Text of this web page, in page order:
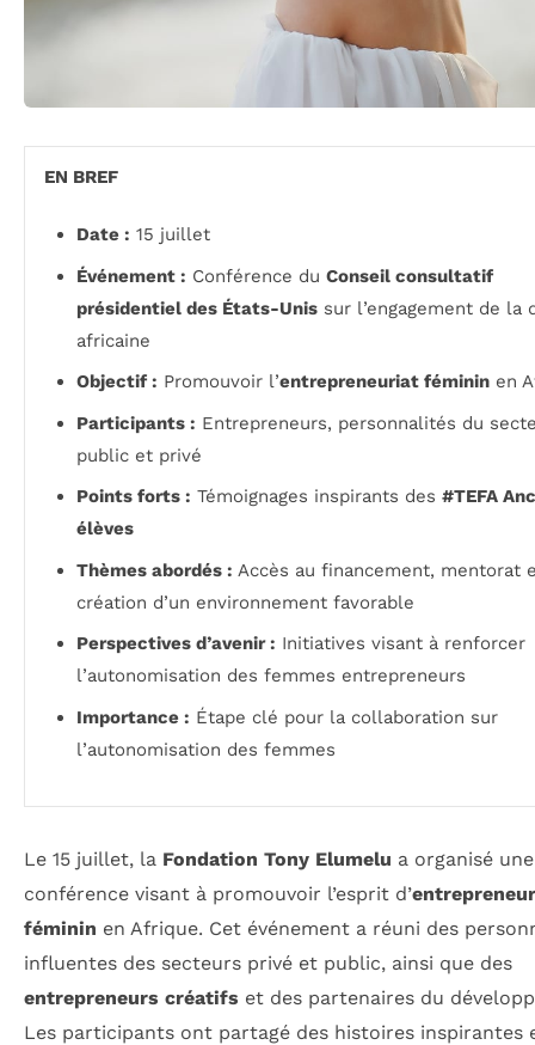
EN BREF
Date : 15 juillet
Événement : Conférence du Conseil consultatif
présidentiel des États-Unis sur l’engagement de la
africaine
Objectif : Promouvoir l’entrepreneuriat féminin en
Participants : Entrepreneurs, personnalités du
public et privé
Points forts : Témoignages inspirants des #TEFA
élèves
Thèmes abordés : Accès au financement, mentorat
création d’un environnement favorable
Perspectives d’avenir : Initiatives visant à renforcer
l’autonomisation des femmes entrepreneurs
Importance : Étape clé pour la collaboration sur
l’autonomisation des femmes
Le 15 juillet, la Fondation Tony Elumelu a organisé une
conférence visant à promouvoir l’esprit d’
féminin en Afrique. Cet événement a réuni des
influentes des secteurs privé et public, ainsi que des
entrepreneurs créatifs et des partenaires du
Les participants ont partagé des histoires inspirantes